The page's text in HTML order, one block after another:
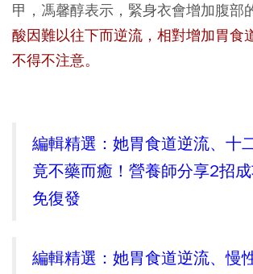
甲，馮馨醇表示，緊身衣會增加腹部
酸因難以往下而逆流，相對增加胃食
不得不注意。
編輯精選：她胃食道逆流、十
竟不藥而癒！營養師分享2招
免復發
編輯精選：她胃食道逆流、慢